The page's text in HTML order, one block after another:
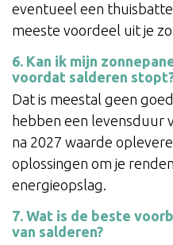
eventueel een
meeste voordeel uit je
6. Kan ik mijn
voordat salderen
Dat is meestal geen
hebben een levensduur
na 2027 waarde
oplossingen om je
energieopslag.
7. Wat is de beste
van salderen?